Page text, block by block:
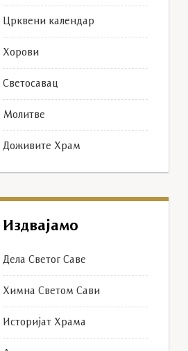
Црквени календар
Хорови
Светосавац
Молитве
Доживите Храм
Издвајамо
Дела Светог Саве
Химна Светом Сави
Историјат Храма